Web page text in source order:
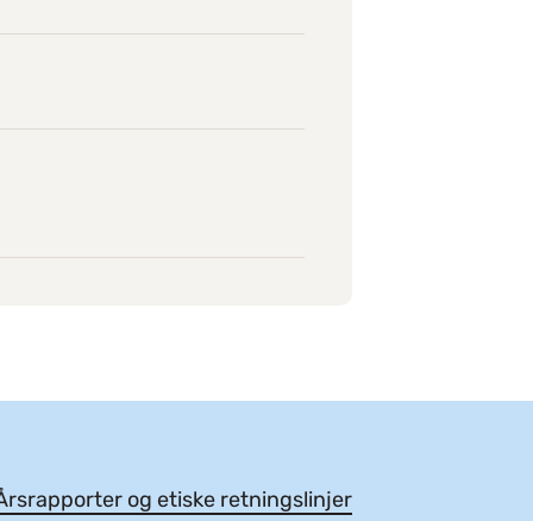
og etiske retningslinjer